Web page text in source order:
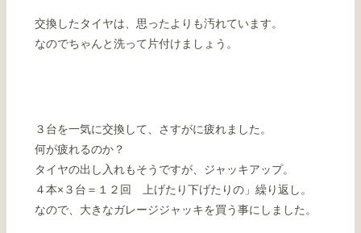
交換したタイヤは、思ったよりも汚れています。
なのでちゃんと洗って片付けましょう。
３台を一気に交換して、さすがに疲れました。
何が疲れるのか？
タイヤの出し入れもそうですが、ジャッキアップ。
４本×３台＝１２回 上げたり下げたりの」繰り返し。
なので、大きなガレージジャッキを買う事にしました。